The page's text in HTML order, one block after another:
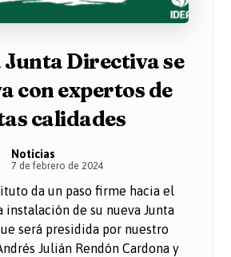
Directiva se
con expertos de
calidades
Noticias
7 de febrero de 2024
da un paso firme hacia el
instalación de su nueva Junta
será presidida por nuestro
Julián Rendón Cardona y